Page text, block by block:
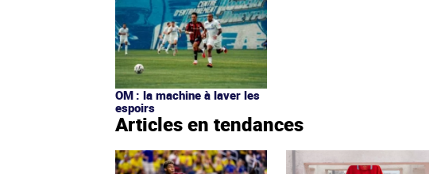
OM : la machine à laver les
espoirs
Articles en tendances